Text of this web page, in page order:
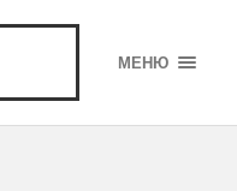
МЕНЮ